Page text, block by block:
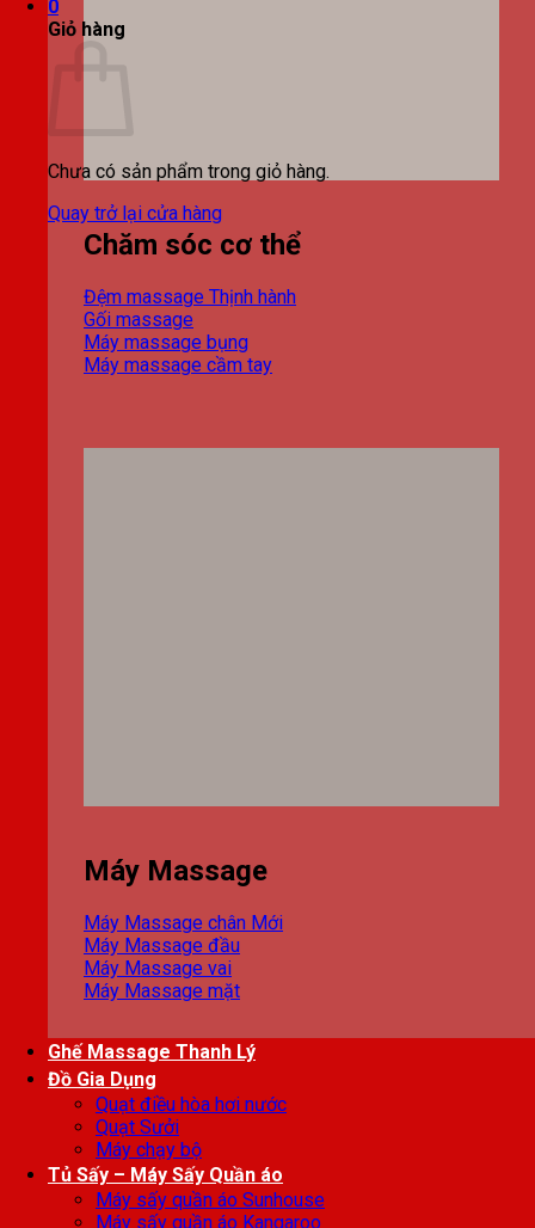
0
Giỏ hàng
Chưa có sản phẩm trong giỏ hàng.
Quay trở lại cửa hàng
Chăm sóc cơ thể
Đệm massage
Gối massage
Máy massage bụng
Máy massage cầm tay
Máy Massage
Máy Massage chân
Máy Massage đầu
Máy Massage vai
Máy Massage mặt
Ghế Massage Thanh Lý
Đồ Gia Dụng
Quạt điều hòa hơi nước
Quạt Sưởi
Máy chạy bộ
Tủ Sấy – Máy Sấy Quần áo
Máy sấy quần áo Sunhouse
Máy sấy quần áo Kangaroo